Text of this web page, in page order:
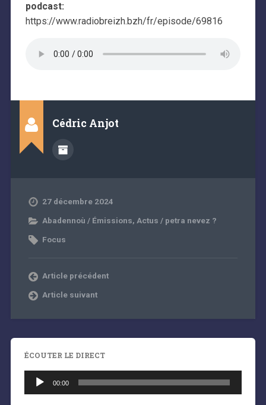
podcast:
https://www.radiobreizh.bzh/fr/episode/69816
Cédric Anjot
27 décembre 2024
Abadennoù / Émissions, Actus / petra nevez ?
Focus
Article précédent
Article suivant
ÉCOUTER LE DIRECT
Lecteur
audio
00:00